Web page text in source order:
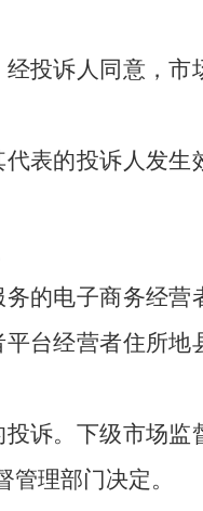
投诉人同意，市
表的投诉人发生
的电子商务经营
台经营者住所地
诉。下级市场监
理部门决定。